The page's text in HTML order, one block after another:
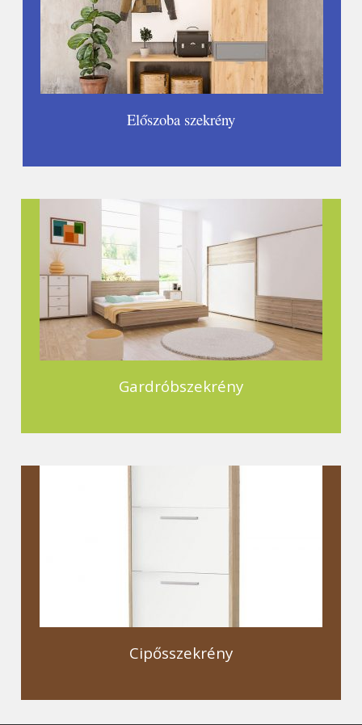
Előszoba szekrény
Gardróbszekrény
Cipősszekrény